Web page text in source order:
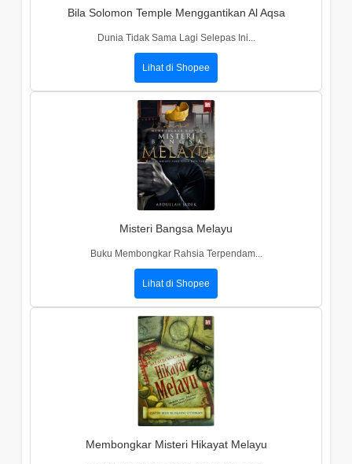
Bila Solomon Temple Menggantikan Al Aqsa
Dunia Tidak Sama Lagi Selepas Ini...
Lihat di Shopee
Misteri Bangsa Melayu
Buku Membongkar Rahsia Terpendam...
Lihat di Shopee
Membongkar Misteri Hikayat Melayu